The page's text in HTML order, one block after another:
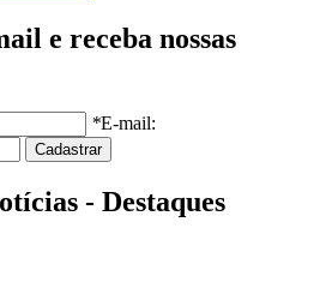
e receba nossas
*E-mail:
- Destaques